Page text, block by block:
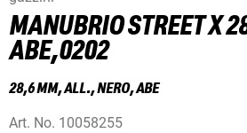
MANUBRIO STREET X
ABE,0202
28,6 MM, ALL., NERO, ABE
Art. No. 10058255